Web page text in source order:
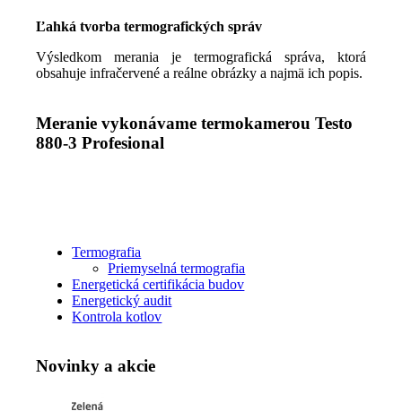
Ľahká tvorba termografických správ
Výsledkom merania je termografická správa, ktorá
obsahuje infračervené a reálne obrázky a najmä ich popis.
Meranie vykonávame termokamerou Testo
880-3 Profesional
Termografia
Priemyselná termografia
Energetická certifikácia budov
Energetický audit
Kontrola kotlov
Novinky a akcie